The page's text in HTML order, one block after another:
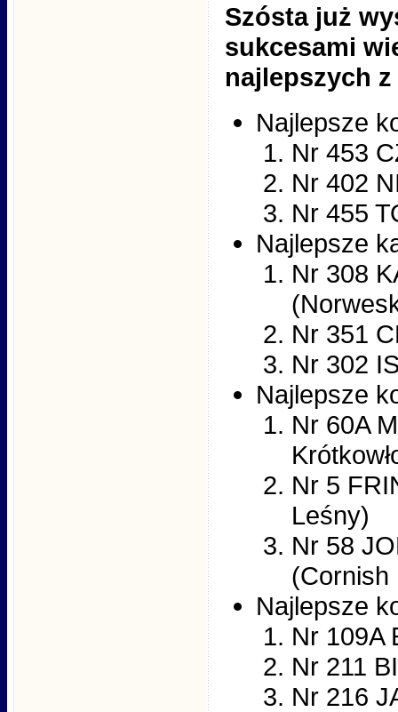
Szósta już
sukcesami
najlepszych
Najlepsze
Nr 453
Nr 402
Nr 455
Najlepsze
Nr 308
Nr 351
Nr 302
Najlepsze
Nr 60A
Nr 5
Leśny)
Nr 58
(Cornish
Najlepsze
Nr 109A
Nr 211
Nr 216